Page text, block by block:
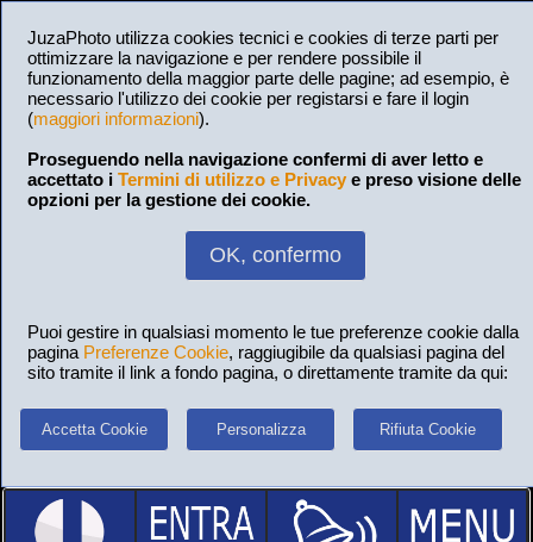
JuzaPhoto utilizza cookies tecnici e cookies di terze parti per
ottimizzare la navigazione e per rendere possibile il
funzionamento della maggior parte delle pagine; ad esempio, è
necessario l'utilizzo dei cookie per registarsi e fare il login
(maggiori informazioni).
Proseguendo nella navigazione confermi di aver letto e
accettato i Termini di utilizzo e Privacy e preso visione delle
opzioni per la gestione dei cookie.
OK, confermo
Puoi gestire in qualsiasi momento le tue preferenze cookie dalla
pagina Preferenze Cookie, raggiugibile da qualsiasi pagina del
sito tramite il link a fondo pagina, o direttamente tramite da qui:
Accetta Cookie Personalizza Rifiuta Cookie